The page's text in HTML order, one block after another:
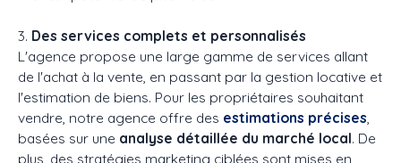
3. Des services complets et personnalisés
L'agence propose une large gamme de services allant
de l'achat à la vente, en passant par la gestion locative et
l'estimation de biens. Pour les propriétaires souhaitant
vendre, notre agence offre des estimations précises,
basées sur une analyse détaillée du marché local. De
plus, des stratégies marketing ciblées sont mises en